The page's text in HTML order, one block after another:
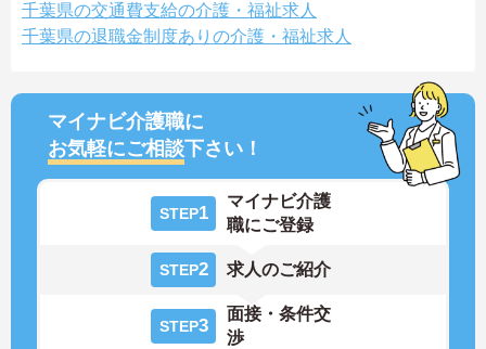
千葉県の交通費支給の介護・福祉求人
千葉県の退職金制度ありの介護・福祉求人
マイナビ介護職に
お気軽にご相談下さい！
STEP1
マイナビ介護
職にご登録
STEP2 求人のご紹介
STEP3
面接・条件交
渉